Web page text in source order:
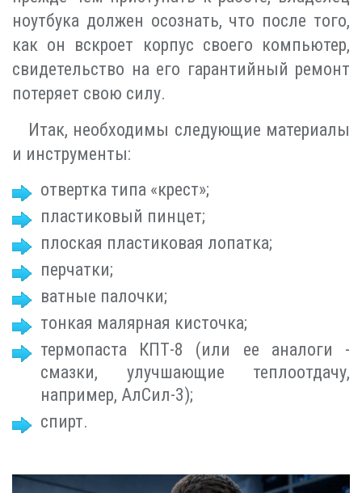
ноутбука должен осознать, что после того,
как он вскроет корпус своего компьютер,
свидетельство на его гарантийный ремонт
потеряет свою силу.
Итак, необходимы следующие материалы
и инструменты:
отвертка типа «крест»;
пластиковый пинцет;
плоская пластиковая лопатка;
перчатки;
ватные палочки;
тонкая малярная кисточка;
термопаста КПТ-8 (или ее аналоги -
смазки, улучшающие теплоотдачу,
например, АлСил-3);
спирт.